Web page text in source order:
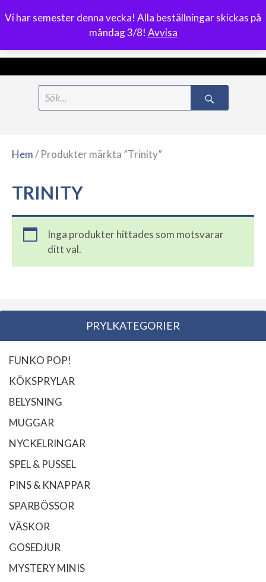
Vi har semester denna vecka! Alla beställningar skickas på
måndag 3/8! Avvisa
0
Meny
Hem/ Produkter märkta ”Trinity”
TRINITY
Inga produkter hittades som motsvarar
ditt val.
PRYLKATEGORIER
FUNKO POP!
KÖKSPRYLAR
BELYSNING
MUGGAR
NYCKELRINGAR
SPEL & PUSSEL
PINS & KNAPPAR
SPARBÖSSOR
VÄSKOR
GOSEDJUR
MYSTERY MINIS